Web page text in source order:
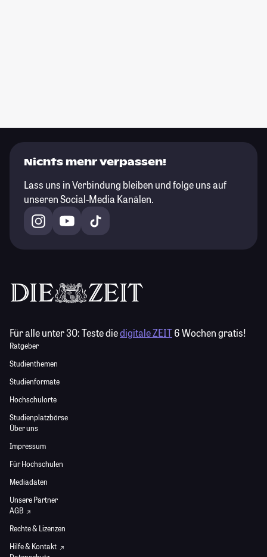
Nichts mehr verpassen!
Lass uns in Verbindung bleiben und folge uns auf
unseren Social-Media Kanälen.
Für alle unter 30:Teste diedigitale ZEIT6 Wochen gratis!
Ratgeber
Studienthemen
Studienformate
Hochschulorte
Studienplatzbörse
Über uns
Impressum
Für Hochschulen
Mediadaten
Unsere Partner
AGB
Rechte & Lizenzen
Hilfe & Kontakt